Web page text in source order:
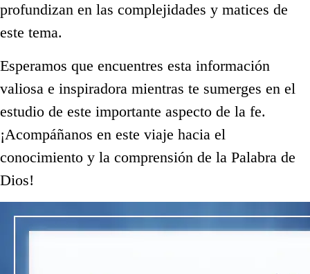
profundizan en las complejidades y matices de
este tema.
Esperamos que encuentres esta información
valiosa e inspiradora mientras te sumerges en el
estudio de este importante aspecto de la fe.
¡Acompáñanos en este viaje hacia el
conocimiento y la comprensión de la Palabra de
Dios!